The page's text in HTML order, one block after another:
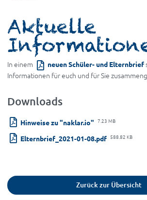
Aktuelle
In einem neuen Schüler- und Elternbrief
Informationen für euch und für Sie
Downloads
Hinweise zu "naklar.io" 7.23 MB
Elternbrief_2021-01-08.pdf 588.82 KB
Zurück zur Übersicht